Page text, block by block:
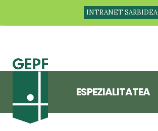
INTRANET SARBIDEA
ESPEZIALITATEA